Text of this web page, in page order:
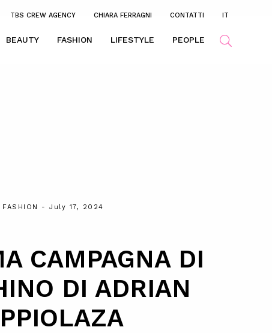
TBS CREW AGENCY CHIARA FERRAGNI CONTATTI IT
BEAUTY FASHION LIFESTYLE PEOPLE
FASHION - July 17, 2024
CAMPAGNA DI
DI ADRIAN